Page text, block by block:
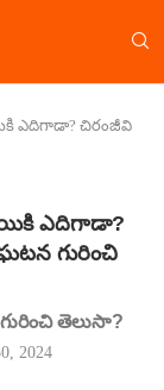
ఎదిగాడా? చిరంజీవి
ఎదిగాడా?
గురించి
తెలుసా?
2024